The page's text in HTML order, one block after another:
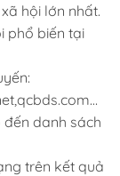
hội lớn nhất.
phổ biến tại
danh sách
trên kết quả